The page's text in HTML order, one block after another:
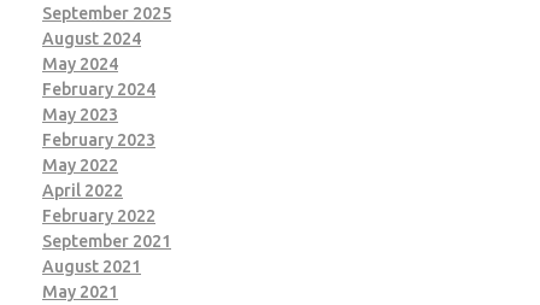
September 2025
August 2024
May 2024
February 2024
May 2023
February 2023
May 2022
April 2022
February 2022
September 2021
August 2021
May 2021